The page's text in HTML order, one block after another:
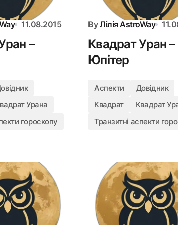
11.08.2015
–
Урана
гороскопу
By Лілія AstroWay
Квадрат Уран –
Юпітер
Аспекти
Довідник
Квадрат
Квадрат
Транзитні аспекти